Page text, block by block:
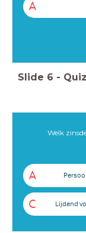
A
Slide 6 - Quiz
Welk
A
C Lijdend